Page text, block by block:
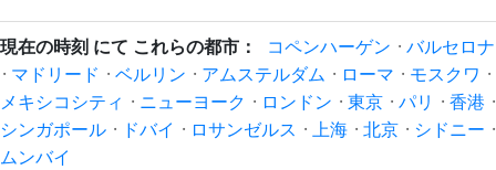
現在の時刻 にて これらの都市： コペンハーゲン · バルセロナ
· マドリード · ベルリン · アムステルダム · ローマ · モスクワ ·
メキシコシティ · ニューヨーク · ロンドン · 東京 · パリ · 香港 ·
シンガポール · ドバイ · ロサンゼルス · 上海 · 北京 · シドニー ·
ムンバイ